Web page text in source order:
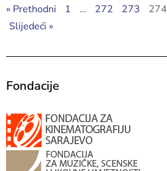
« Prethodni 1 … 272 273 274
Slijedeći »
Fondacije